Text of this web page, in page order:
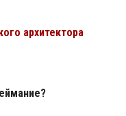
архитектора